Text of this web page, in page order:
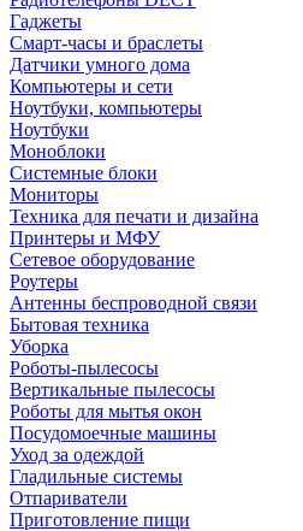
Гаджеты
Смарт-часы и браслеты
Датчики умного дома
Компьютеры и сети
Ноутбуки, компьютеры
Ноутбуки
Моноблоки
Системные блоки
Мониторы
Техника для печати и дизайна
Принтеры и МФУ
Сетевое оборудование
Роутеры
Антенны беспроводной связи
Бытовая техника
Уборка
Роботы-пылесосы
Вертикальные пылесосы
Роботы для мытья окон
Посудомоечные машины
Уход за одеждой
Гладильные системы
Отпариватели
Приготовление пищи